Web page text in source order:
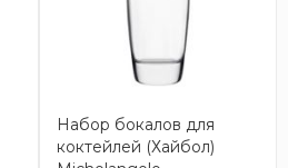
Набор бокалов для
коктейлей (Хайбол)